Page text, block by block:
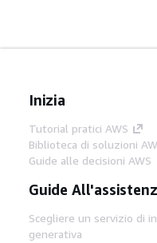
Inizia
Tutorial pratici AWS
Biblioteca di soluzioni
Guide alle decisioni AWS
Guide
Scegliere un servizio di
generativa